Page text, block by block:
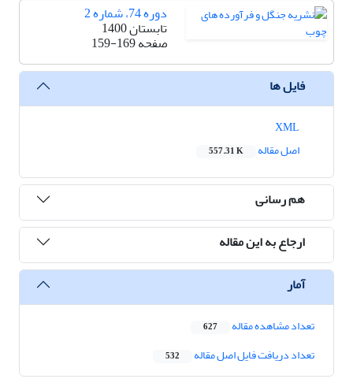
دوره 74، شماره 2
تابستان 1400
صفحه159-169
فایل ها
اصل مقاله
557.31 K
هم رسانی
ارجاع به این مقاله
آمار
تعداد مشاهده مقاله 627
تعداد دریافت فایل اصل مقاله 532